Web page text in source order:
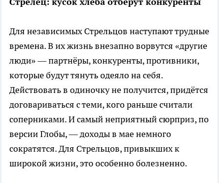
Для независимых Стрельцов наступают трудные
времена. В их жизнь внезапно ворвутся «другие
люди» — партнёры, конкуренты, противники,
которые будут тянуть одеяло на себя.
Действовать в одиночку не получится, придётся
договариваться с теми, кого раньше считали
соперниками. И самый неприятный сюрприз, по
версии Глобы, — доходы в мае немного
сократятся. Для Стрельцов, привыкших к
широкой жизни, это особенно болезненно.